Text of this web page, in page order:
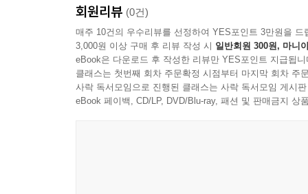
2007년 저자는 처음 흙부대 집(earthbag house)
귀농해서 이웃들에게 말을 걸기에도 어색했던
건축)할 때면 애고 어른이고 마을 사람들이 다 나
시시로 하던, 아무것도 아닌 일이었는지도 모른
갈라져서 온 벽을 망사로 감싸고 다시 흙 반죽을
못해 막막하던 때도 있었다. 제대로 원하는 색상을
회원리뷰 (0건)
매주 10건의 우수리뷰를 선정하여 YES포인트 3만원을 드
3,000원 이상 구매 후 리뷰 작성 시 일반회원 300원, 마니
eBook은 다운로드 후 작성한 리뷰만 YES포인트 지급됩니
클래스는 첫번째 회차 주문확정 시점부터 마지막 회차 주
사락 독서모임으로 진행된 클래스는 사락 독서모임 게시
eBook 페이백, CD/LP, DVD/Blu-ray, 패션 및 판매금지 상